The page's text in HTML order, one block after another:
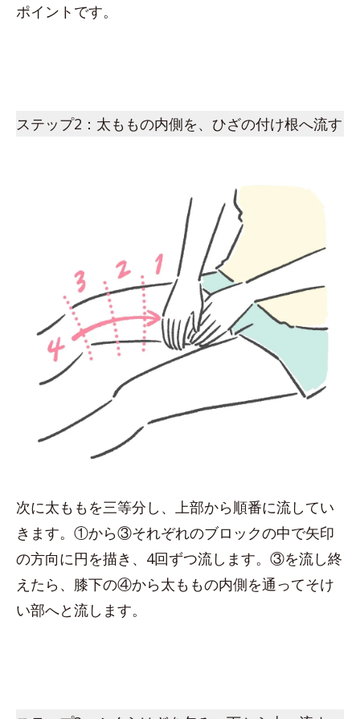
ポイントです。
ステップ2：太ももの内側を、ひざの付け根へ流す
次に太ももを三等分し、上部から順番に流してい
きます。①から③それぞれのブロックの中で矢印
の方向に円を描き、4回ずつ流します。③を流し終
えたら、膝下の④から太ももの内側を通ってそけ
い部へと流します。